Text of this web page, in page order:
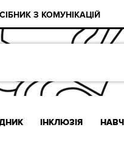
З КОМУНІКАЦІЙ
ІНКЛЮЗІЯ